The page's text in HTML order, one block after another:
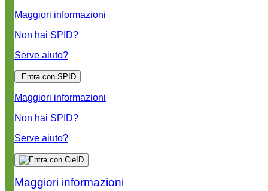
Maggiori informazioni
Non hai SPID?
Serve aiuto?
Entra con SPID
Maggiori informazioni
Non hai SPID?
Serve aiuto?
Maggiori informazioni